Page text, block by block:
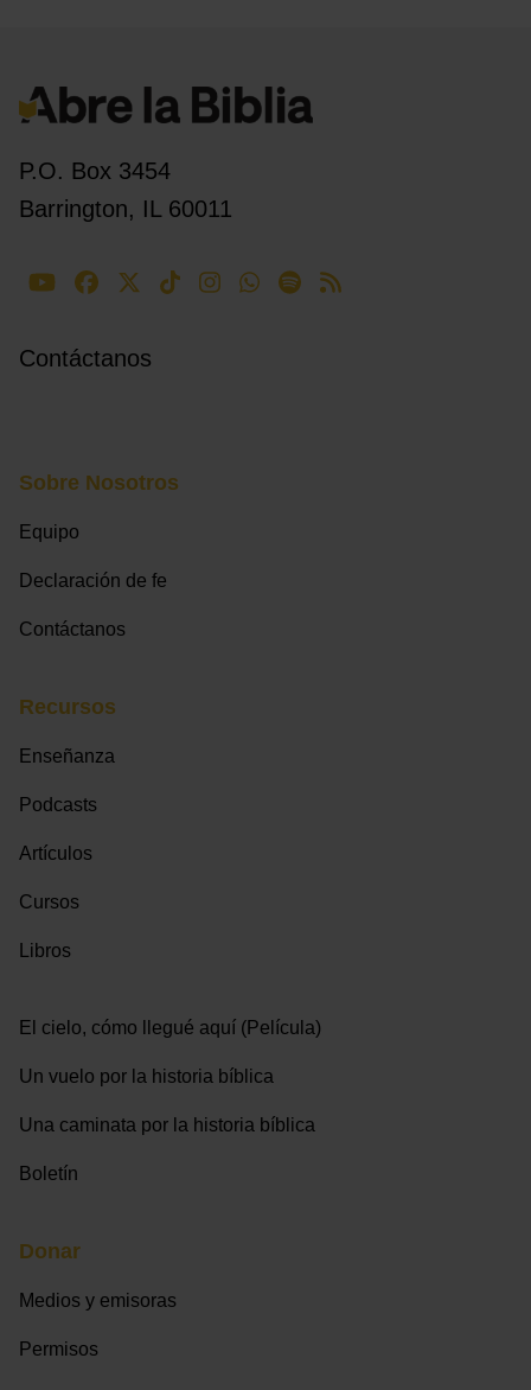
P.O. Box 3454
Barrington, IL 60011
Contáctanos
Sobre Nosotros
Equipo
Declaración de fe
Contáctanos
Recursos
Enseñanza
Podcasts
Artículos
Cursos
Libros
El cielo, cómo llegué aquí (Película)
Un vuelo por la historia bíblica
Una caminata por la historia bíblica
Boletín
Donar
Medios y emisoras
Permisos